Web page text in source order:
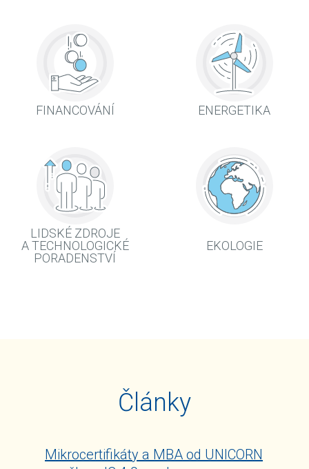
FINANCOVÁNÍ ENERGETIKA
LIDSKÉ ZDROJE
A TECHNOLOGICKÉ
PORADENSTVÍ
EKOLOGIE
Články
Mikrocertifikáty a MBA od UNICORN